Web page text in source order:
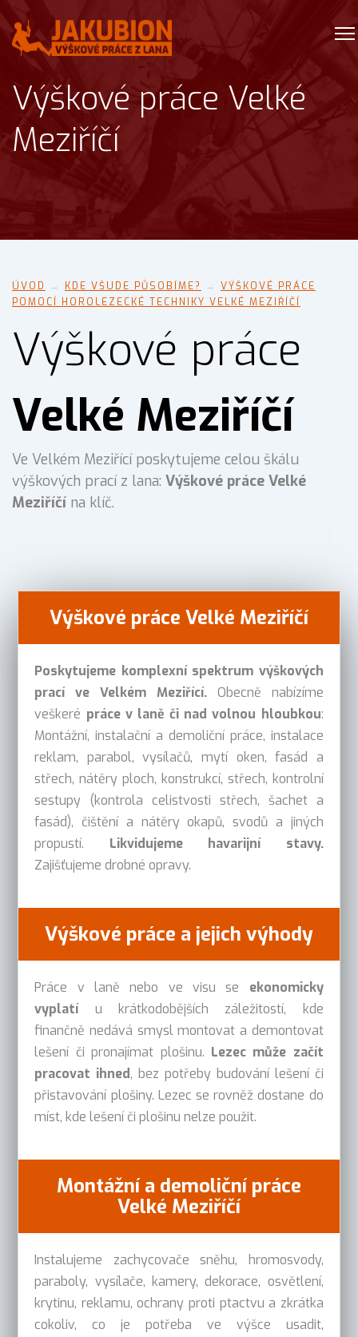
Výškové práce Velké
Meziříčí
ÚVOD → KDE VŠUDE PŮSOBÍME? → VÝŠKOVÉ PRÁCE
POMOCÍ HOROLEZECKÉ TECHNIKY VELKÉ MEZIŘÍČÍ
Výškové práce
Velké Meziříčí
Ve Velkém Meziřící poskytujeme celou škálu
výškových prací z lana: Výškové práce Velké
Meziříčí na klíč.
Výškové práce Velké Meziříčí
Poskytujeme komplexní spektrum výškových
prací ve Velkém Meziřící.Obecně nabízíme
veškeré práce v laně či nad volnou hloubkou:
Montážní, instalační a demoliční práce, instalace
reklam, parabol, vysílačů, mytí oken, fasád a
střech, nátěry ploch, konstrukcí, střech, kontrolní
sestupy (kontrola celistvosti střech, šachet a
fasád), čištění a nátěry okapů, svodů a jiných
propustí. Likvidujeme havarijní stavy.
Zajišťujeme drobné opravy.
Výškové práce a jejich výhody
Práce v laně nebo ve visu se ekonomicky
vyplatíu krátkodobějších záležitostí, kde
finančně nedává smysl montovat a demontovat
lešení či pronajímat plošinu. Lezec může začít
pracovat ihned, bez potřeby budování lešení či
přistavování plošiny. Lezec se rovněž dostane do
míst, kde lešení či plošinu nelze použit.
Montážní a demoliční práce
Velké Meziříčí
Instalujeme zachycovače sněhu, hromosvody,
paraboly, vysílače, kamery, dekorace, osvětlení,
krytinu, reklamu, ochrany proti ptactvu a zkrátka
cokoliv, co je potřeba ve výšce usadit,